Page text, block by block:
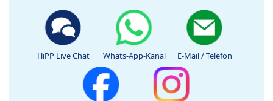
HiPP Live Chat Whats-App-Kanal E-Mail / Telefon